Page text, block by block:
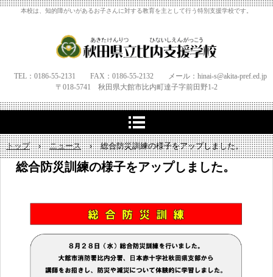
本校は、知的障がいがあるお子さんに対する教育を主として行う特別支援学校です。
TEL：0186-55-2131 FAX：0186-55-2132 メール：hinai-s@akita-pref.ed.jp
〒018-5741 秋田県大館市比内町達子字前田野1‐2
トップ › ニュース › 総合防災訓練の様子をアップしました。
総合防災訓練の様子をアップしました。